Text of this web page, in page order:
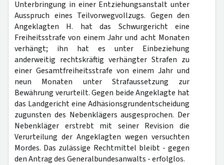
Unterbringung in einer Entziehungsanstalt unter
Ausspruch eines Teilvorwegvollzugs. Gegen den
Angeklagten H. hat das Schwurgericht eine
Freiheitsstrafe von einem Jahr und acht Monaten
verhängt; ihn hat es unter Einbeziehung
anderweitig rechtskräftig verhängter Strafen zu
einer Gesamtfreiheitsstrafe von einem Jahr und
neun Monaten unter Strafaussetzung zur
Bewährung verurteilt. Gegen beide Angeklagte hat
das Landgericht eine Adhäsionsgrundentscheidung
zugunsten des Nebenklägers ausgesprochen. Der
Nebenkläger erstrebt mit seiner Revision die
Verurteilung der Angeklagten wegen versuchten
Mordes. Das zulässige Rechtmittel bleibt - gegen
den Antrag des Generalbundesanwalts - erfolglos.